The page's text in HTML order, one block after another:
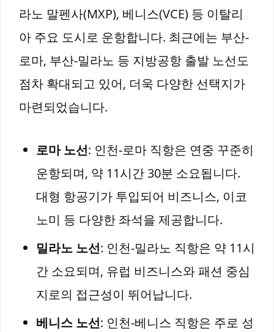
라노 말펜사(MXP), 베니스(VCE) 등 이탈리
아 주요 도시로 운항합니다. 최근에는 부산-
로마, 부산-밀라노 등 지방공항 출발 노선도
점차 확대되고 있어, 더욱 다양한 선택지가
마련되었습니다.
로마 노선: 인천-로마 직항은 연중 꾸준히
운항되며, 약 11시간 30분 소요됩니다.
대형 항공기가 투입되어 비즈니스, 이코
노미 등 다양한 좌석을 제공합니다.
밀라노 노선: 인천-밀라노 직항은 약 11시
간 소요되며, 유럽 비즈니스와 패션 중심
지로의 접근성이 뛰어납니다.
베니스 노선: 인천-베니스 직항은 주로 성